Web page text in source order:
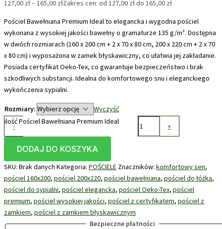
127,00 zł–165,00 złZakres cen: od 127,00 zł do 165,00 zł
Pościel Bawełniana Premium Ideal to elegancka i wygodna pościel
wykona­na z wysokiej jakości bawełny o gramaturze 135 g/m². Dostępna
w dwóch rozmiarach (160 x 200 cm + 2 x 70 x 80 cm, 200 x 220 cm + 2 x 70
x 80 cm) i wyposażona w zamek błyskawiczny, co ułatwia jej zakładanie.
Posiada certyfikat Oeko-Tex, co gwarantuje bezpieczeństwo i brak
szkodliwych substancji. Idealna do komfortowego snu i eleganckiego
wykończenia sypialni.
Rozmiary:
Wyczyść
-
ilość Pościel Bawełniana Premium Ideal
+
DODAJ DO KOSZYKA
SKU: Brak danych Kategoria: POŚCIELE Znaczników: komfortowy sen,
pościel 160x200, pościel 200x220, pościel bawełniana, pościel do łóżka,
pościel do sypialni, pościel elegancka, pościel Oeko-Tex, pościel
premium, pościel wysokiej jakości, pościel z certyfikatem, pościel z
zamkiem, pościel z zamkiem błyskawicznym
Bezpieczne płatności